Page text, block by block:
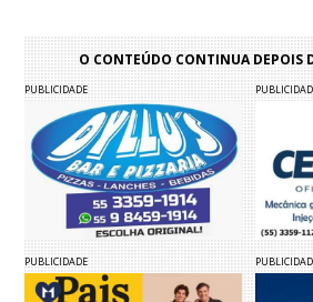
O CONTEÚDO CONTINUA DEPOIS
PUBLICIDADE
PUBLICIDADE